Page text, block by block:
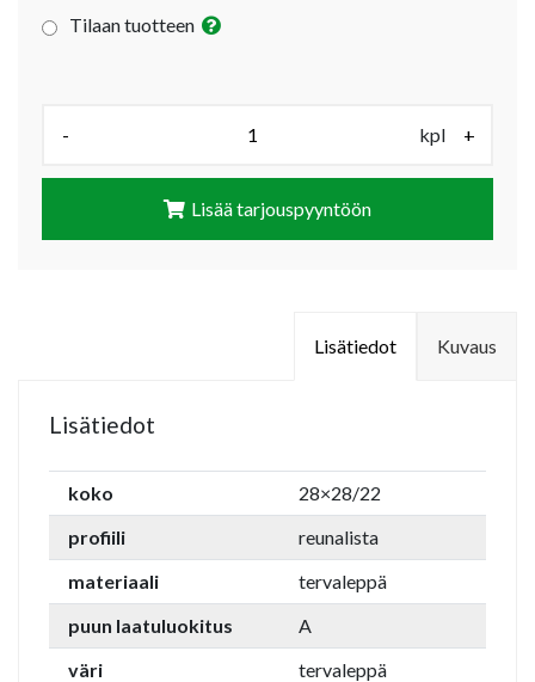
Tilaan tuotteen
- kpl +
Lisää tarjouspyyntöön
Kuvaus
Lisätiedot
Lisätiedot
koko
28×28/22
profiili
reunalista
materiaali
tervaleppä
puun laatuluokitus
A
väri
tervaleppä